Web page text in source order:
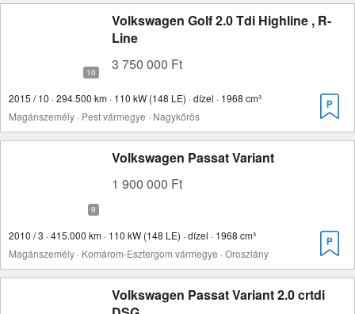
Volkswagen Golf 2.0 Tdi Highline , R-
Line
3 750 000 Ft
2015 / 10 · 294.500 km · 110 kW (148 LE) · dízel · 1968 cm³
Magánszemély · Pest vármegye · Nagykőrös
Volkswagen Passat Variant
1 900 000 Ft
2010 / 3 · 415.000 km · 110 kW (148 LE) · dízel · 1968 cm³
Magánszemély · Komárom-Esztergom vármegye · Oroszlány
Volkswagen Passat Variant 2.0 crtdi